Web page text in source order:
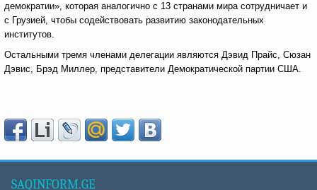
демократии», которая аналогично с 13 странами мира сотрудничает и
с Грузией, чтобы содействовать развитию законодательных
институтов.
Остальными тремя членами делегации являются Дэвид Прайс, Сюзан
Дэвис, Брэд Миллер, представители Демократической партии США.
SAQINFORM.GE